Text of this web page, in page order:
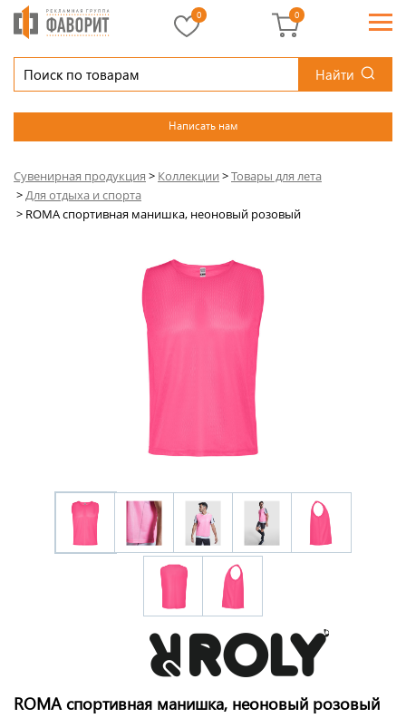
Найти
Написать нам
0 0
Сувенирная продукция > Коллекции >Товары для лета
>Для отдыха и спорта
> ROMA спортивная манишка, неоновый розовый
ROMA спортивная манишка, неоновый розовый